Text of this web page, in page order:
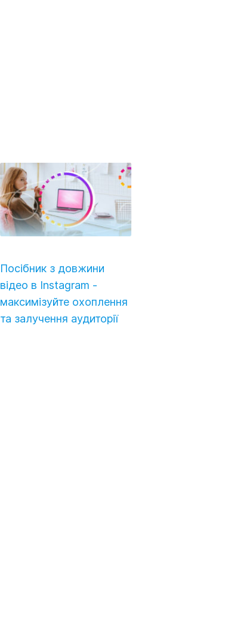
Посібник з довжини
відео в Instagram -
максимізуйте охоплення
та залучення аудиторії